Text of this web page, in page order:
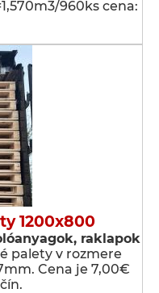
960ks cena:
1200x800
raklapok
palety v rozmere
Cena je 7,00€